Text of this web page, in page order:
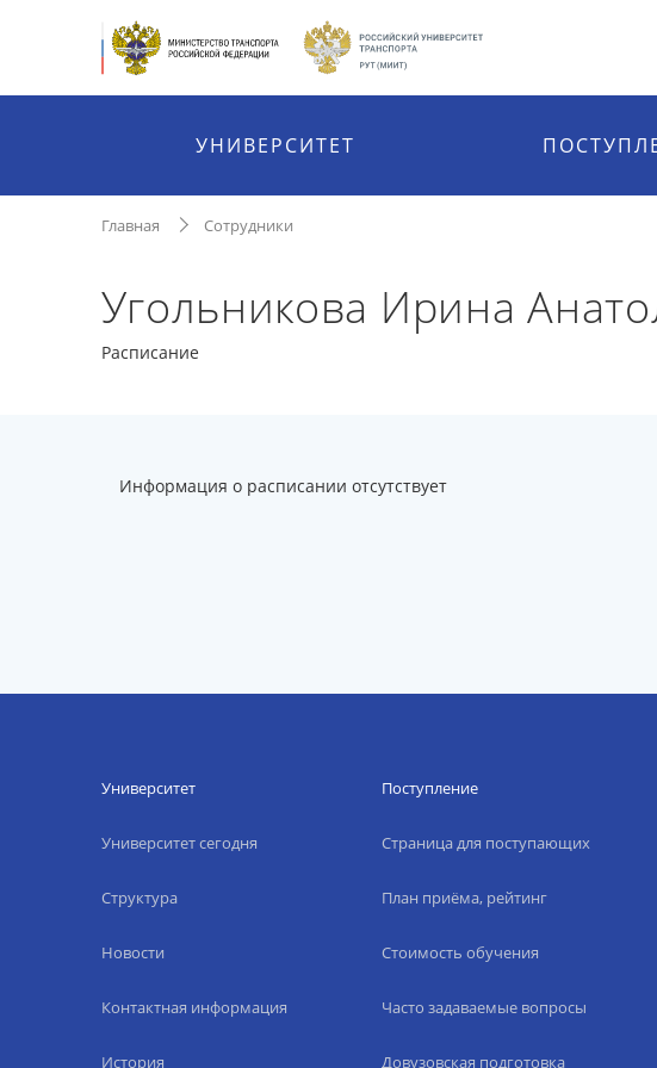
УНИВЕРСИТЕТ
Главная Сотрудники
Угольникова Ирина
Расписание
Информация о расписании отсутствует
Университет
Университет сегодня
Структура
Новости
Контактная информация
История
Поступление
Страница для поступающих
План приёма, рейтинг
Стоимость обучения
Часто задаваемые вопросы
Довузовская подготовка